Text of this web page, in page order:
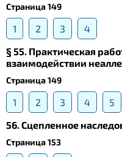
Страница 149
1 2 3
4
§ 55. Практическая
взаимодействии
Страница 149
1 2 3 4
5
56. Сцепленное
Страница 153